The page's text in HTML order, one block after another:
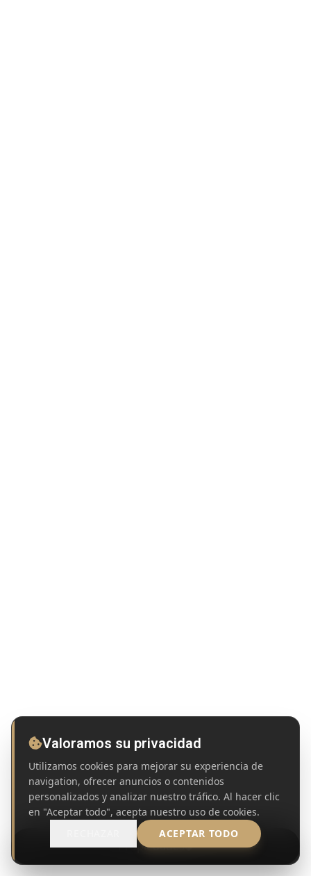
Propiedades
Valoramos su privacidad
Utilizamos cookies para mejorar su experiencia de
navigation, ofrecer anuncios o contenidos
personalizados y analizar nuestro tráfico. Al hacer clic
en "Aceptar todo", acepta nuestro uso de cookies.
ACEPTAR TODO